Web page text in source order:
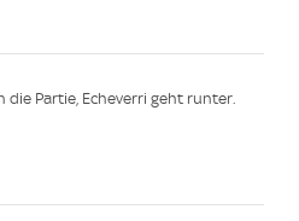
die Partie, Echeverri geht runter.